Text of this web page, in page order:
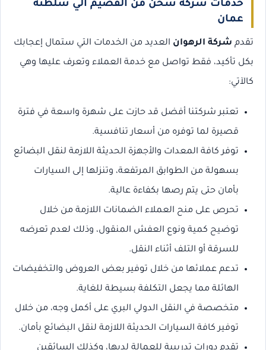
خدمات شركة شحن من القصيم الي سلطنة
عمان
تقدم شركة الرهوان العديد من الخدمات التي ستمال إعجابك
بكل تأكيد، فقط تواصل مع خدمة العملاء وتعرف عليها وهي
كالآتي:
تعتبر شركتنا أفضل قد حازت على شهرة واسعة في فترة
قصيرة لما توفره من أسعار تنافسية.
توفر كافة المعدات والأجهزة الحديثة اللازمة لنقل البضائع
بسهولة من الطوابق المرتفعة، وتنزلها إلى السيارات
بأمان حتى يتم رصها بكفاءة عالية.
تحرص على منح العملاء الضمانات اللازمة من خلال
توضيح كمية ونوع العفش المنقول، وذلك لعدم تعرضه
للسرقة أو التلف أثناء النقل.
تدعم عملائها من خلال توفير بعض العروض والتخفيضات
الهائلة مما يجعل التكلفة بسيطة للغاية.
متخصصة في النقل الدولي البري على أكمل وجه، من خلال
توفير كافة السيارات الحديثة اللازمة لنقل البضائع بأمان.